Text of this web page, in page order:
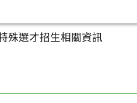
殊選才招生相關資訊